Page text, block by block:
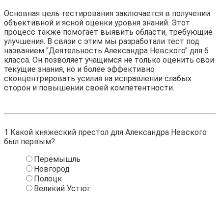
Основная цель тестирования заключается в получении
объективной и ясной оценки уровня знаний. Этот
процесс также помогает выявить области, требующие
улучшения. В связи с этим мы разработали тест под
названием "Деятельность Александра Невского" для 6
класса. Он позволяет учащимся не только оценить свои
текущие знания, но и более эффективно
сконцентрировать усилия на исправлении слабых
сторон и повышении своей компетентности.
1 Какой княжеский престол для Александра Невского
был первым?
Перемышль
Новгород
Полоцк
Великий Устюг